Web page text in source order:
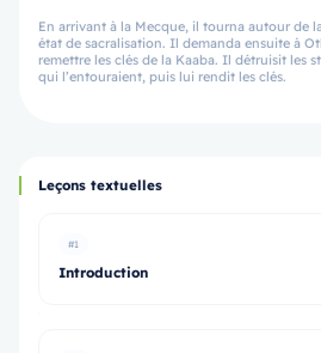
En arrivant à la Mecque, il tourna autour de
état de sacralisation. Il demanda ensuite à
remettre les clés de la Kaaba. Il détruisit les
qui l’entouraient, puis lui rendit les clés.
Leçons textuelles
#1
Introduction